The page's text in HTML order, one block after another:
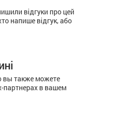
відгуки про цей
напише відгук, або
вы также можете
партнерах в вашем